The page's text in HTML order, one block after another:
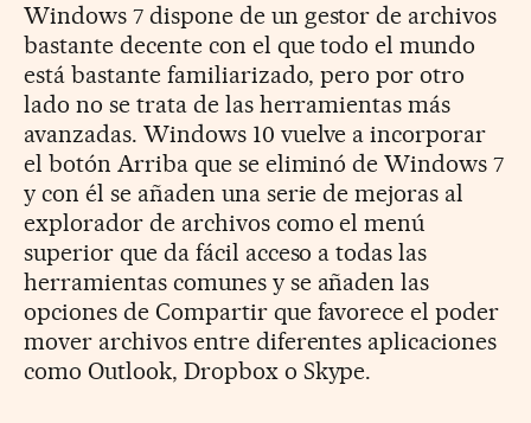
Windows 7 dispone de un gestor de archivos
bastante decente con el que todo el mundo
está bastante familiarizado, pero por otro
lado no se trata de las herramientas más
avanzadas. Windows 10 vuelve a incorporar
el botón Arriba que se eliminó de Windows 7
y con él se añaden una serie de mejoras al
explorador de archivos como el menú
superior que da fácil acceso a todas las
herramientas comunes y se añaden las
opciones de Compartir que favorece el poder
mover archivos entre diferentes aplicaciones
como Outlook, Dropbox o Skype.